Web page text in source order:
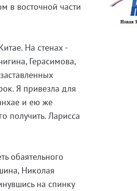
в восточной части
На стенах -
Герасимова,
Я привезла для
и ею же
получить. Ларисса
обаятельного
Николая
на спинку